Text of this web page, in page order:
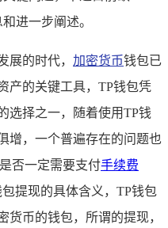
进一步阐述。
展的时代， 加密货币钱包已
产的关键工具，TP钱包凭
选择之一，随着使用TP钱
增，一个普遍存在的问题也
否一定需要支付手续费
提现的具体含义，TP钱包
货币的钱包，所谓的提现，